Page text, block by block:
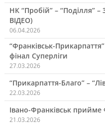
НК “Пробій” – “Поділля”
ВІДЕО)
06.04.2026
“Франківськ-
фінал Суперліги
27.03.2026
“Прикарпаття-Благо” –
22.03.2026
Івано-Франківськ
21.03.2026